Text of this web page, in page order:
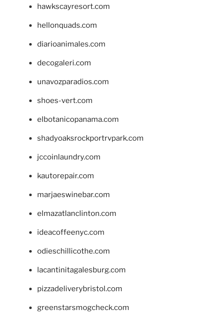
hawkscayresort.com
hellonquads.com
diarioanimales.com
decogaleri.com
unavozparadios.com
shoes-vert.com
elbotanicopanama.com
shadyoaksrockportrvpark.com
jccoinlaundry.com
kautorepair.com
marjaeswinebar.com
elmazatlanclinton.com
ideacoffeenyc.com
odieschillicothe.com
lacantinitagalesburg.com
pizzadeliverybristol.com
greenstarsmogcheck.com